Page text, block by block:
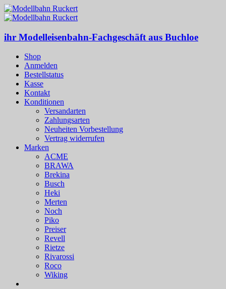
ihr Modelleisenbahn-Fachgeschäft aus Buchloe
Shop
Anmelden
Bestellstatus
Kasse
Kontakt
Konditionen
Versandarten
Zahlungsarten
Neuheiten Vorbestellung
Vertrag widerrufen
Marken
ACME
BRAWA
Brekina
Busch
Heki
Merten
Noch
Piko
Preiser
Revell
Rietze
Rivarossi
Roco
Wiking